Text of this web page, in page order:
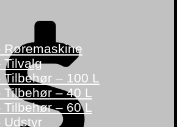
Røremaskine
Tilvalg
Tilbehør – 100 L
Tilbehør – 40 L
Tilbehør – 60 L
Udstyr